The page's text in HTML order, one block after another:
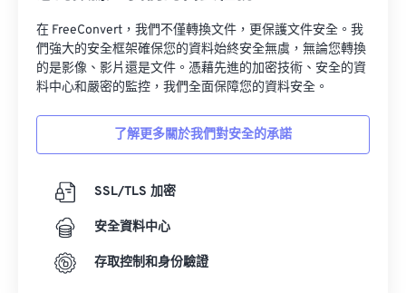
在 FreeConvert，我們不僅轉換文件，更保護文件安全。我
們強大的安全框架確保您的資料始終安全無虞，無論您轉換
的是影像、影片還是文件。憑藉先進的加密技術、安全的資
料中心和嚴密的監控，我們全面保障您的資料安全。
了解更多關於我們對安全的承諾
SSL/TLS 加密
安全資料中心
存取控制和身份驗證